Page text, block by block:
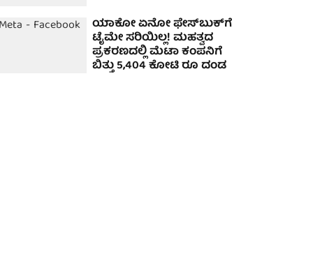
ಯಾಕೋ ಏನೋ ಫೇಸ್‌ಬುಕ್‌ಗೆ
ಟೈಮೇ ಸರಿಯಿಲ್ಲ! ಮಹತ್ವದ
ಪ್ರಕರಣದಲ್ಲಿ ಮೆಟಾ ಕಂಪನಿಗೆ
ಬಿತ್ತು 5,404 ಕೋಟಿ ರೂ ದಂಡ